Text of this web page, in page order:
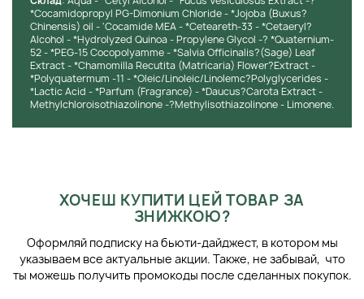
*Cocamidopropyl PG-Dimonium Chloride - *Jojoba (Buxus?
Chinensis) oil - 'Cocamide MEA - *Ceteareth-33 - *Cetaeryl?
Alcohol - *Hydrolyzed Quinoa - Propylene Glycol -? *Quaternium-
52 - *PEG-15 Cocopolyamme - *Salvia Officinalis?(Sage) Leaf
Extract - *Chamomilla Recutita (Matricaria) Flower?Extract -
*Polyquatermum -11 - *Oleic/Linoleic/Linolemc?Polyglycerides -
*Lactic Acid - *Parfum (Fragrance) - *Daucus?Carota Extract -
Methylchloroisothiazolinone -?Methylisothiazolinone - Limonene.
ХОЧЕШ КУПИТИ ЦЕЙ ТОВАР ЗА
ЗНИЖКОЮ?
Оформляй подписку на бьюти-дайджест, в котором мы
указываем все актуальные акции. Также, не забывай, что
ты можешь получить промокоды после сделанных покупок.